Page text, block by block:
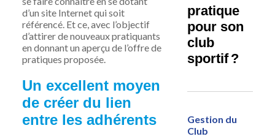
d’un site Internet qui soit
référencé. Et ce,avec l’objectif
d’attirerdenouveauxpratiquants
en donnant un aperçu de l’offre de
pratiques proposée.
Un excellent moyen
de créer du lien
entre les adhérents
pratique
pour son
club
sportif ?
Gestion du
Club